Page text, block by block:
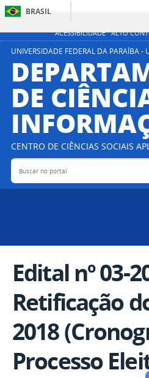
ACESSIBILIDADE ALTO
BRASIL
UNIVERSIDADE FEDERAL DA PARAÍBA -
DE
CENTRO DE CIÊNCIAS SOCIAIS
Buscar no portal
Edital nº 03-
Retificação
2018
Processo